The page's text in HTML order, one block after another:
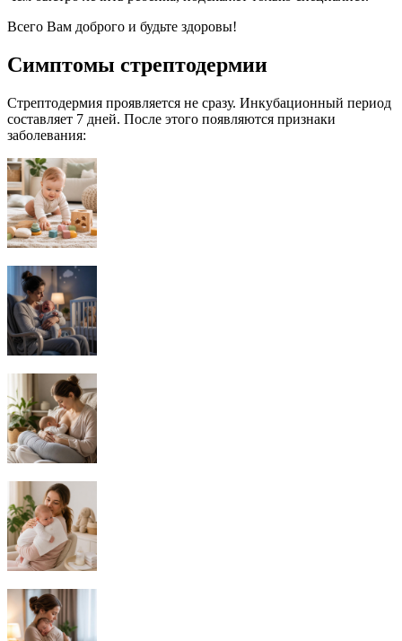
Всего Вам доброго и будьте здоровы!
Симптомы стрептодермии
Стрептодермия проявляется не сразу. Инкубационный период
составляет 7 дней. После этого появляются признаки
заболевания: